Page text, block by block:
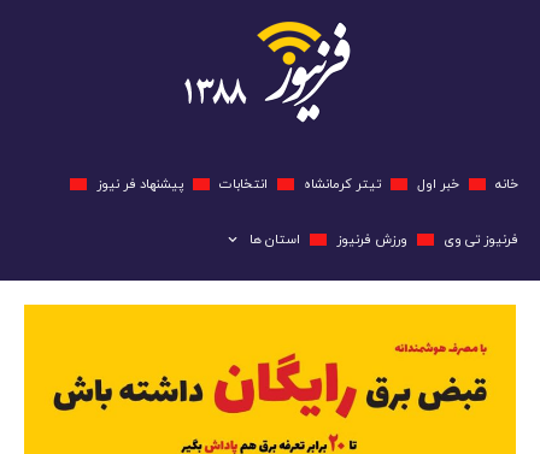
خانه خبر اول تیتر کرمانشاه انتخابات پیشنهاد فر نیوز
فرنیوز تی وی ورزش فرنیوز استان ها